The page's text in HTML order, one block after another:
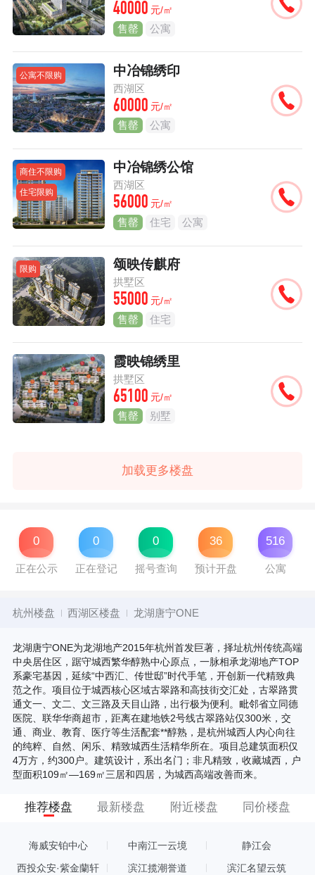
40000 元/㎡
售罄 公寓
公寓不限购 中冶锦绣印
西湖区
60000 元/㎡
售罄 公寓
商住不限购
住宅限购
中冶锦绣公馆
西湖区
56000 元/㎡
售罄 住宅 公寓
限购 颂映传麒府
拱墅区
55000 元/㎡
售罄 住宅
霞映锦绣里
拱墅区
65100 元/㎡
售罄 别墅
加载更多楼盘
0
正在公示
0
正在登记
0
摇号查询
36
预计开盘
516
公寓
杭州楼盘 西湖区楼盘 龙湖唐宁ONE
龙湖唐宁ONE为龙湖地产2015年杭州首发巨著，择址杭州传统高端
中央居住区，踞守城西繁华醇熟中心原点，一脉相承龙湖地产TOP
系豪宅基因，延续“中西汇、传世邸”时代手笔，开创新一代精致典
范之作。项目位于城西核心区域古翠路和高技街交汇处，古翠路贯
通文一、文二、文三路及天目山路，出行极为便利。毗邻省立同德
医院、联华华商超市，距离在建地铁2号线古翠路站仅300米，交
通、商业、教育、医疗等生活配套**醇熟，是杭州城西人内心向往
的纯粹、自然、闲乐、精致城西生活精华所在。项目总建筑面积仅
4万方，约300户。建筑设计，系出名门；非凡精致，收藏城西，户
型面积109㎡—169㎡三居和四居，为城西高端改善而来。
推荐楼盘 最新楼盘 附近楼盘 同价楼盘
海威安铂中心 中南江一云境 静江会
西投众安·紫金蘭轩 滨江揽潮誉道 滨汇名望云筑